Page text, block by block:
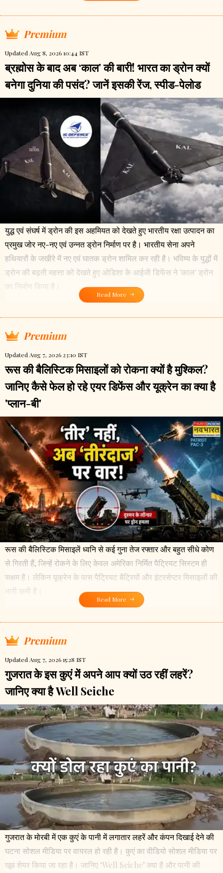
Premium
Updated Aug 8, 2026 10:44 IST
ब्रह्मोस के बाद अब ‘काल’ की बारी! भारत का ड्रोन क्यों
बनेगा दुनिया की पसंद? जानें इसकी रेंज, स्पीड-पेलोड
युद्ध एवं संघर्ष में ड्रोन की इस अहमियत को देखते हुए भारतीय रक्षा उत्पादन का
प्रमुख जोर नए-नए एवं उन्नत ड्रोन निर्माण पर है। भारतीय सेना अपने
हथियारों के जखीरे में नए एवं घातक ड्रोन शामिल कर रही है। भविष्य के युद्धों में
ड्रोन की बढ़ती महत्ता को देखते हुए ओडिशा के आईजी डिफेंस ने 'काल' ड्रोन
का निर्माण किया है।
Read More
Premium
Updated Aug 7, 2026 23:10 IST
रूस की बैलिस्टिक मिसाइलों को रोकना क्यों है मुश्किल?
जानिए कैसे फेल हो रहे एयर डिफेंस और यूक्रेन का क्या है
'प्लान-बी'
रूस की बैलिस्टिक मिसाइलें ध्वनि से कई गुना तेज रफ्तार और बहुत सीधे कोण
से गिरती हैं, जिन्हें रोकने के लिए केवल अमेरिका निर्मित पैट्रियट सिस्टम ही
सक्षम है। लेकिन यूक्रेन के पास पैट्रियट बैट्रियों और इंटरसेप्टर मिसाइलों की
भारी कमी है।
Read More
Premium
Updated Aug 7, 2026 15:28 IST
गुजरात के इस कुएं में अपने आप क्यों उठ रहीं लहरें?
जानिए क्या है Well Seiche
गुजरात के मोरबी में एक कुएं के पानी में लगातार लहरें और कंपन दिखाई देने की
घटना सोशल मीडिया पर वायरल हो रही है। कुएं का वीडियो सोशल मीडिया पर
खूब शेयर किया जा रहा है। जानिए ‘Well Seiche’ क्या है और पानी की